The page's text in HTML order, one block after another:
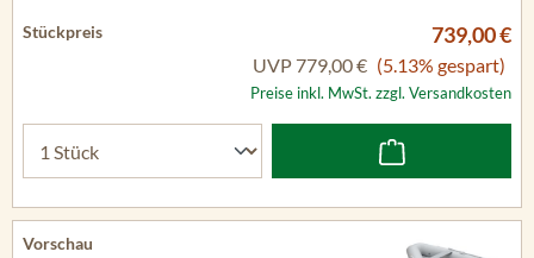
739,00 €
UVP 779,00 € (5.13% gespart)
Preise inkl. MwSt. zzgl. Versandkosten